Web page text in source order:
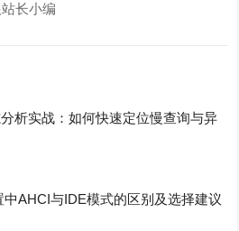
长小编
析实战：如何快速定位慢查询与异
AHCI与IDE模式的区别及选择建议